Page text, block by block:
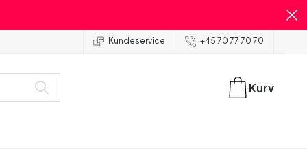
Kundeservice +45 70 77 70 70
Kurv